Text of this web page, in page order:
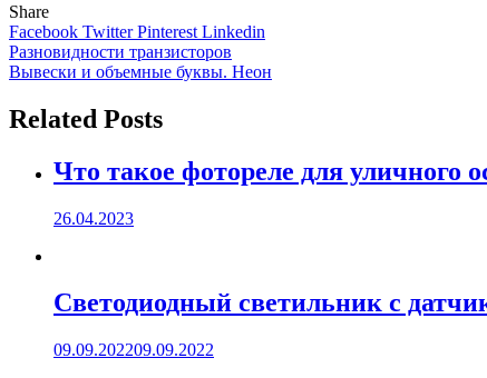
Share
Facebook TwitterPinterest Linkedin
Навигация
по
записям
Разновидности транзисторов
Вывески и объемные буквы. Неон
Related Posts
Что такое фотореле для уличного
26.04.2023
Светодиодный светильник с
09.09.202209.09.2022